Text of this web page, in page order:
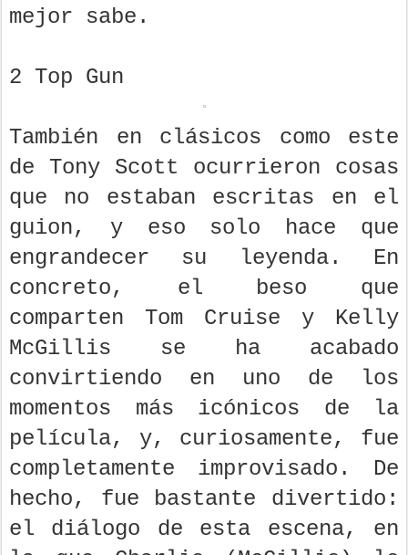
mejor sabe.
2 Top Gun
También en clásicos como este
de Tony Scott ocurrieron cosas
que no estaban escritas en el
guion, y eso solo hace que
engrandecer su leyenda. En
concreto, el beso que
comparten Tom Cruise y Kelly
McGillis se ha acabado
convirtiendo en uno de los
momentos más icónicos de la
película, y, curiosamente, fue
completamente improvisado. De
hecho, fue bastante divertido:
el diálogo de esta escena, en